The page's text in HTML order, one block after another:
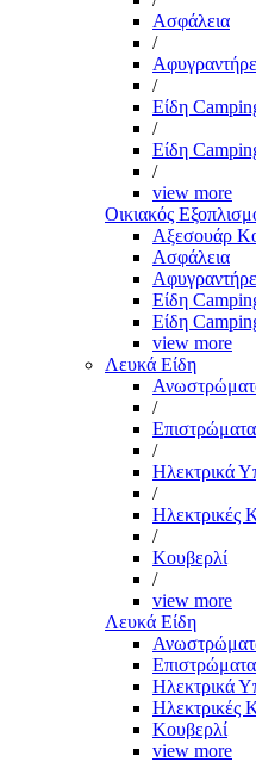
Ασφάλεια
/
/
Είδη
/
Είδη
/
view more
Οικιακός
Αξεσουάρ
Ασφάλεια
Είδη
Είδη
view more
Λευκά Είδη
/
Επιστρώματα
/
Ηλεκτρικά
/
Ηλεκτρικές
/
Κουβερλί
/
view more
Λευκά Είδη
Επιστρώματα
Ηλεκτρικά
Ηλεκτρικές
Κουβερλί
view more